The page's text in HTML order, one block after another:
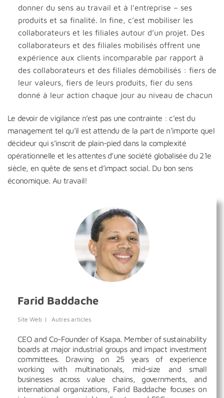
donner du sens au travail et à l’entreprise – ses
produits et sa finalité. In fine, c’est mobiliser les
collaborateurs et les filiales autour d’un projet. Des
collaborateurs et des filiales mobilisés offrent une
expérience aux clients incomparable par rapport à
des collaborateurs et des filiales démobilisés : fiers de
leur valeurs, fiers de leurs produits, fier du sens
donné à leur action chaque jour au niveau de chacun
Le devoir de vigilance n’est pas une contrainte : c’est du
management tel qu’il est attendu de la part de n’importe quel
décideur qui s’inscrit de plain-pied dans la complexité
opérationnelle et les attentes d’une société globalisée du 21e
siècle, en quête de sens et d’impact social. Du bon sens
économique. Au travail!
Farid Baddache
Site Web | Autres articles
CEO and Co-Founder of Ksapa. Member of sustainability
boards at major industrial groups and impact investment
committees. Drawing on 25 years of experience
working with multinationals, mid-size and small
businesses across value chains, governments, and
international organizations, Farid Baddache focuses on